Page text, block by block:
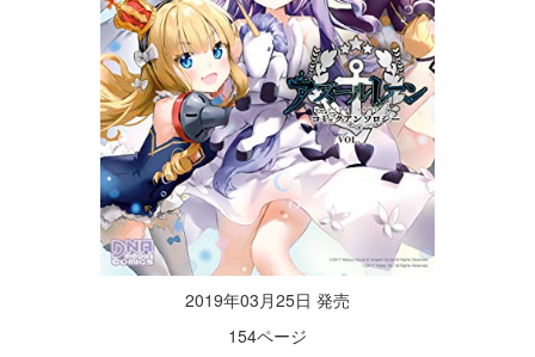
2019年03月25日 発売
154ページ